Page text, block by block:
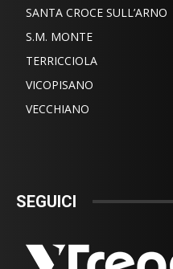
SANTA CROCE SULL’ARNO
S.M. MONTE
TERRICCIOLA
VICOPISANO
VECCHIANO
SEGUICI